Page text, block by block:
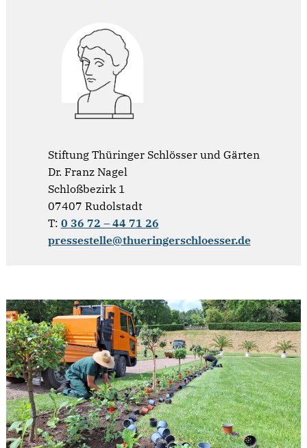
Stiftung Thüringer Schlösser und Gärten
Dr. Franz Nagel
Schloßbezirk 1
07407 Rudolstadt
T: 0 36 72 – 44 71 26
pressestelle@thueringerschloesser.de